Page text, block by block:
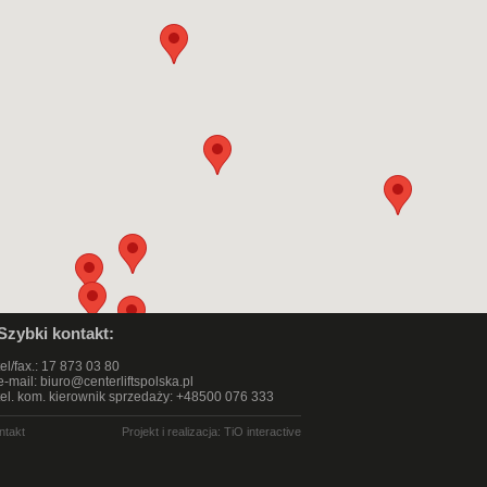
kontakt:
fax.: 17 873 03 80
mail: biuro@centerliftspolska.pl
kom. kierownik sprzedaży: +48500 076 333
Projekt i realizacja: TiO interactive